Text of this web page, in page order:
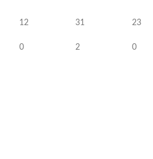
12
0
31
2
23
0